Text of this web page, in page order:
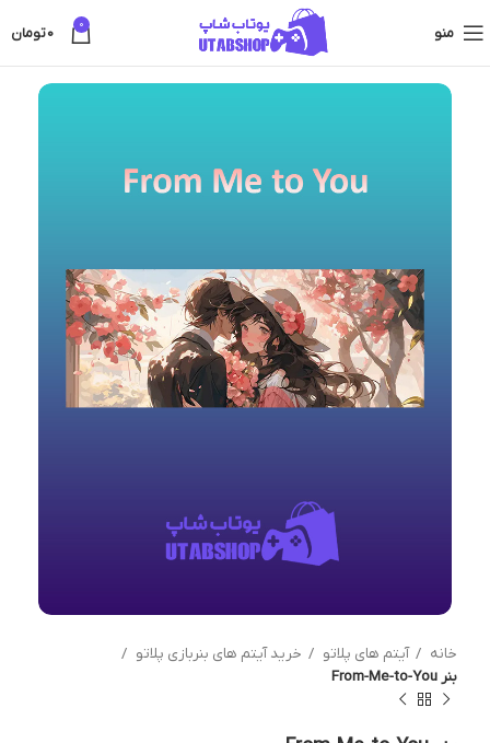
منو 0
0تومان
خانه آیتم های پلاتو
خرید آیتم های بنربازی پلاتو
بنر From-Me-to-You